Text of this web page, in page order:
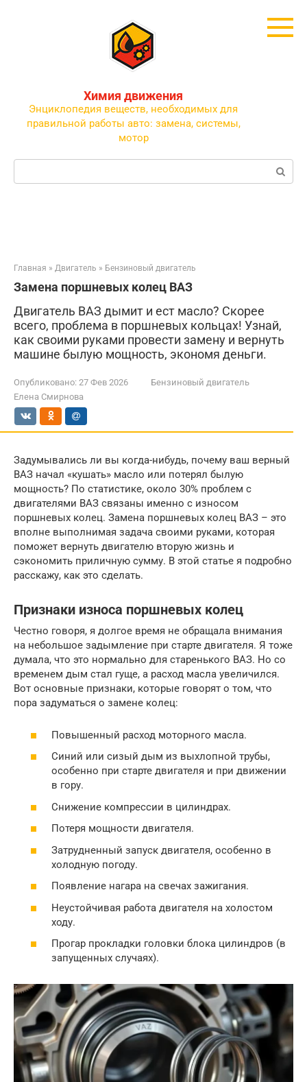
Химия движения
Энциклопедия веществ, необходимых для
правильной работы авто: замена, системы,
мотор
Поиск:
Главная » Двигатель » Бензиновый двигатель
Замена поршневых колец ВАЗ
Двигатель ВАЗ дымит и ест масло? Скорее
всего, проблема в поршневых кольцах! Узнай,
как своими руками провести замену и вернуть
машине былую мощность, экономя деньги.
Опубликовано: 27 Фев 2026
Бензиновый двигатель
Елена Смирнова
Задумывались ли вы когда-нибудь, почему ваш верный
ВАЗ начал «кушать» масло или потерял былую
мощность? По статистике, около 30% проблем с
двигателями ВАЗ связаны именно с износом
поршневых колец. Замена поршневых колец ВАЗ – это
вполне выполнимая задача своими руками, которая
поможет вернуть двигателю вторую жизнь и
сэкономить приличную сумму. В этой статье я подробно
расскажу, как это сделать.
Признаки износа поршневых колец
Честно говоря, я долгое время не обращала внимания
на небольшое задымление при старте двигателя. Я тоже
думала, что это нормально для старенького ВАЗ. Но со
временем дым стал гуще, а расход масла увеличился.
Вот основные признаки, которые говорят о том, что
пора задуматься о замене колец:
Повышенный расход моторного масла.
Синий или сизый дым из выхлопной трубы,
особенно при старте двигателя и при движении
в гору.
Снижение компрессии в цилиндрах.
Потеря мощности двигателя.
Затрудненный запуск двигателя, особенно в
холодную погоду.
Появление нагара на свечах зажигания.
Неустойчивая работа двигателя на холостом
ходу.
Прогар прокладки головки блока цилиндров (в
запущенных случаях).